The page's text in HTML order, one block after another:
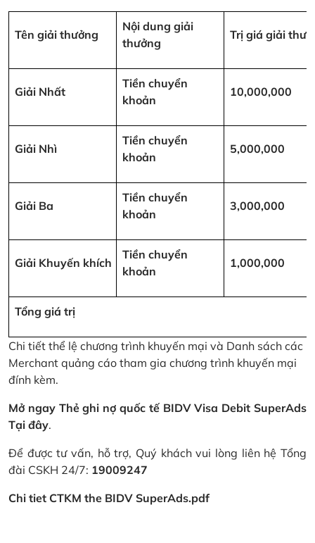
Tên giải thưởng
Nội dung giải
thưởng
Trị giá giải
Giải Nhất
Tiền chuyển
khoản
10,000,000
Giải Nhì
Tiền chuyển
khoản
5,000,000
Giải Ba
Tiền chuyển
khoản
3,000,000
Giải Khuyến khích
Tiền chuyển
khoản
1,000,000
Tổng giá trị
Chi tiết thể lệ chương trình khuyến mại và Danh sách các
Merchant quảng cáo tham gia chương trình khuyến mại
đính kèm.
Mở ngay Thẻ ghi nợ quốc tế BIDV Visa Debit SuperAds
Tại đây.
Để được tư vấn, hỗ trợ, Quý khách vui lòng liên hệ Tổng
đài CSKH 24/7: 19009247
Chi tiet CTKM the BIDV SuperAds.pdf